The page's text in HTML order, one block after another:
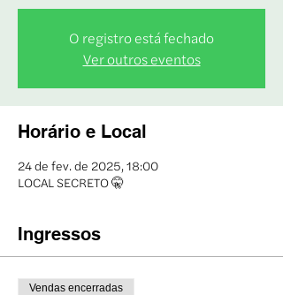
O registro está fechado
Ver outros eventos
Horário e Local
24 de fev. de 2025, 18:00
LOCAL SECRETO 🤫
Ingressos
Vendas encerradas